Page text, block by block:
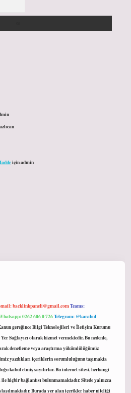
içinadmin
backlinkpaneli@gmail.comTeams:
0262 606 0 726Telegram: @karabul
gereğince Bilgi Teknolojileri ve İletişim Kurumu
Sağlayıcı olarak hizmet vermektedir. Bu nedenle,
denetleme veya araştırma yükümlülüğümüz
yazdıkları içeriklerin sorumluluğunu taşımakta
kabul etmiş sayılırlar. Bu internet sitesi, herhangi
hiçbir bağlantısı bulunmamaktadır. Sitede yalnızca
Burada yer alan içerikler haber niteliği